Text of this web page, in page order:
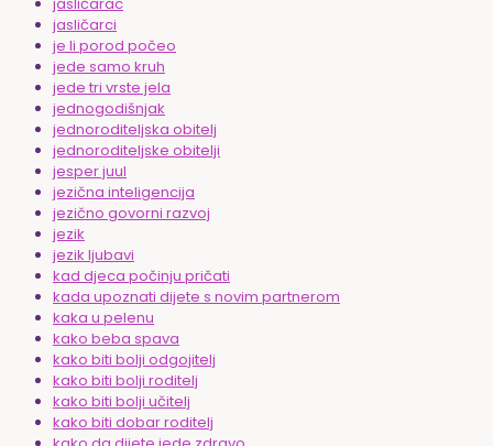
jasličarci
je li porod počeo
jede samo kruh
jede tri vrste jela
jednogodišnjak
jednoroditeljska obitelj
jednoroditeljske obitelji
jesper juul
jezična inteligencija
jezično govorni razvoj
jezik
jezik ljubavi
kad djeca počinju pričati
kada upoznati dijete s novim partnerom
kaka u pelenu
kako beba spava
kako biti bolji odgojitelj
kako biti bolji roditelj
kako biti bolji učitelj
kako biti dobar roditelj